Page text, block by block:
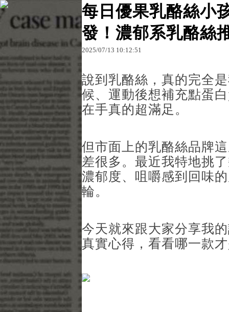
原文網址：http://blog.udn.com/e86gafu869110/
每日優果乳酪絲小
發！濃郁系乳酪絲
2025/07/13 10:12:51
說到乳酪絲，真的完全
候、運動後想補充點蛋
在手真的超滿足。
但市面上的乳酪絲品牌
差很多。最近我特地挑
濃郁度、咀嚼感到回味
輪。
今天就來跟大家分享我
真實心得，看看哪一款